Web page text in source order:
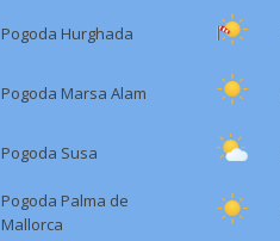
Pogoda Hurghada
Pogoda Marsa Alam
Pogoda Susa
Pogoda Palma de
Mallorca